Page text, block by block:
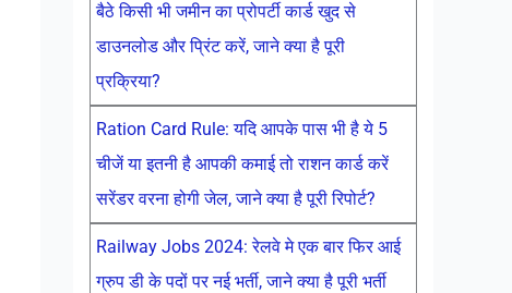
बैठे किसी भी जमीन का प्रोपर्टी कार्ड खुद से
डाउनलोड और प्रिंट करें, जाने क्या है पूरी
प्रक्रिया?
Ration Card Rule: यदि आपके पास भी है ये 5
चीजें या इतनी है आपकी कमाई तो राशन कार्ड करें
सरेंडर वरना होगी जेल, जाने क्या है पूरी रिपोर्ट?
Railway Jobs 2024: रेलवे मे एक बार फिर आई
ग्रुप डी के पदों पर नई भर्ती, जाने क्या है पूरी भर्ती